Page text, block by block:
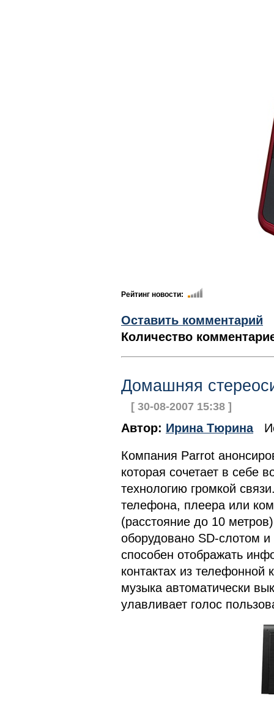
Рейтинг новости:
Оставить комментарий
Количество
Домашняя
[ 30-08-2007 15:38 ]
Автор: Ирина Тюрина
Компания Parrot
которая сочетает в себе
технологию громкой
телефона, плеера или
(расстояние до 10
оборудовано SD-слотом
способен отображать
контактах из телефонной
музыка автоматически
улавливает голос